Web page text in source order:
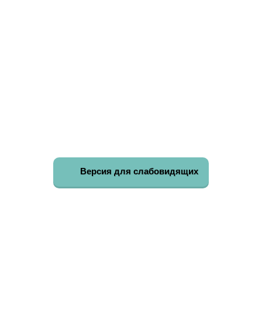
Версия для слабовидящих